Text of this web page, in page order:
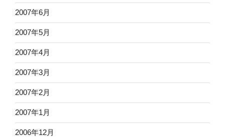
2007年6月
2007年5月
2007年4月
2007年3月
2007年2月
2007年1月
2006年12月